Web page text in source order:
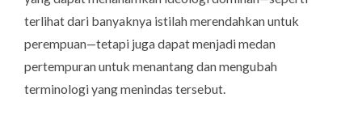
terlihat dari banyaknya istilah merendahkan untuk
perempuan—tetapi juga dapat menjadi medan
pertempuran untuk menantang dan mengubah
terminologi yang menindas tersebut.